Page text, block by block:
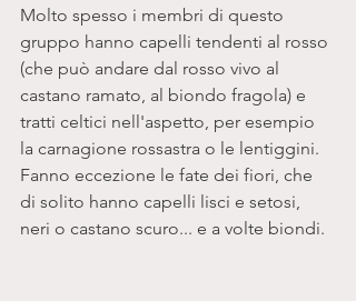
Molto spesso i membri di questo
gruppo hanno capelli tendenti al rosso
(che può andare dal rosso vivo al
castano ramato, al biondo fragola) e
tratti celtici nell'aspetto, per esempio
la carnagione rossastra o le lentiggini.
Fanno eccezione le fate dei fiori, che
di solito hanno capelli lisci e setosi,
neri o castano scuro... e a volte biondi.